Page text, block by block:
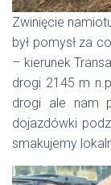
Zwinięcie
był pomysł za
– kierunek
drogi 2145 m
drogi ale nam
dojazdówki
smakujemy